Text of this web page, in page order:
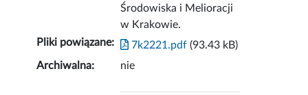
Środowiska i Melioracji
w Krakowie.
Pliki powiązane: 7k2221.pdf (93.43 kB)
Archiwalna:
nie